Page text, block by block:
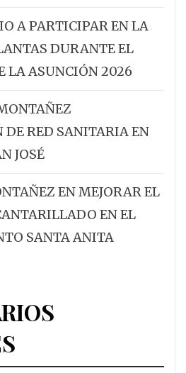
A PARTICIPAR EN LA
DURANTE EL
LA ASUNCIÓN 2026
RED SANITARIA EN
JOSÉ
EN MEJORAR EL
EN EL
SANTA ANITA